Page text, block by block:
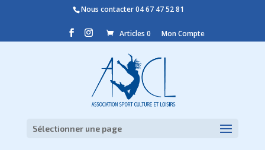
Nous contacter04 67 47 52 81
Articles 0 Mon Compte
Sélectionner une page